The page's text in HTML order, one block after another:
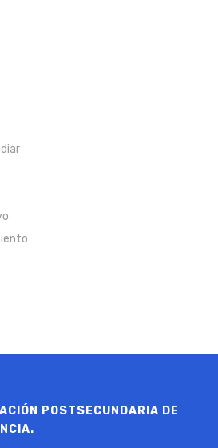
POSTSECUNDARIA DE